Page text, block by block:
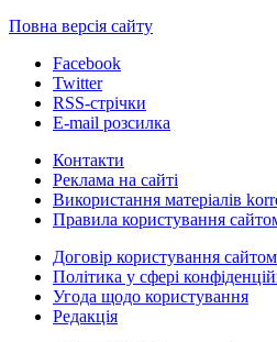
Повна версія сайту
Facebook
Twitter
RSS-стрічки
E-mail розсилка
Контакти
Реклама на сайті
Використання матеріалів
Правила користування
Договір користування сайтом
Політика у сфері
Угода щодо користування
Редакція